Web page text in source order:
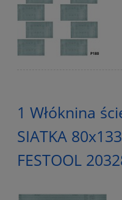
1 Włóknina
SIATKA
FESTOOL